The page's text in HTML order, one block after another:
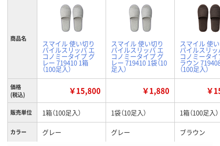
商品名
スマイル 使い切り
パイルスリッパ エ
コノミータイプ グ
レー 719410 1箱
（100足入）
スマイル 使い切り
パイルスリッパ エ
コノミータイプ グ
レー 719410 1袋（10
足入）
スマイル 使
パイルスリッ
コノミータイ
ラウン
（100足入）
価格
(税込)
￥15,800 ￥1,880 ￥
販売単位 1箱（100足入） 1袋（10足入） 1箱（100足入）
カラー グレー グレー ブラウン